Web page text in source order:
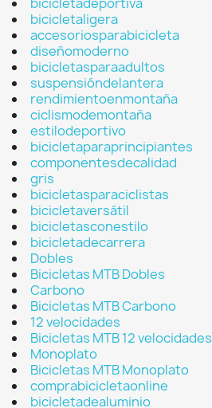
bicicletaligera
accesoriosparabicicleta
diseñomoderno
bicicletasparaadultos
suspensióndelantera
rendimientoenmontaña
ciclismodemontaña
estilodeportivo
bicicletaparaprincipiantes
componentesdecalidad
gris
bicicletasparaciclistas
bicicletaversátil
bicicletasconestilo
bicicletadecarrera
Dobles
Bicicletas MTB Dobles
Carbono
Bicicletas MTB Carbono
12 velocidades
Bicicletas MTB 12 velocidades
Monoplato
Bicicletas MTB Monoplato
comprabicicletaonline
bicicletadealuminio